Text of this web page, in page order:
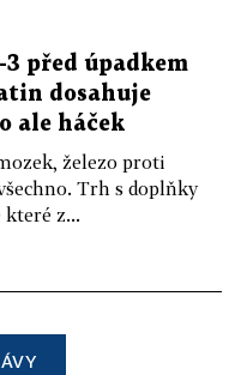
3 před úpadkem
dosahuje
ale háček
železo proti
Trh s doplňky
z...